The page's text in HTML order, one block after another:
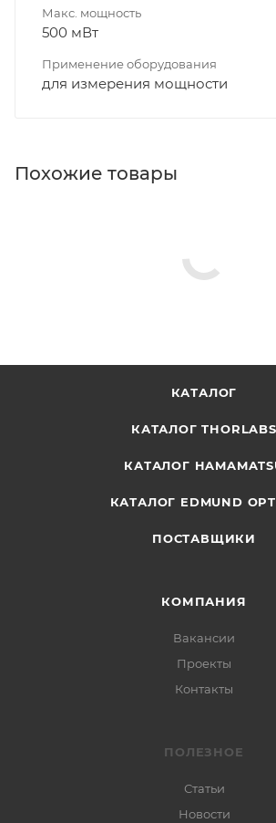
Макс. мощность
500 мВт
Применение оборудования
для измерения мощности
Похожие товары
КАТАЛОГ
КАТАЛОГ THORLABS
КАТАЛОГ
КАТАЛОГ EDMUND
ПОСТАВЩИКИ
КОМПАНИЯ
Вакансии
Проекты
Контакты
ПОЛЕЗНОЕ
Статьи
Новости